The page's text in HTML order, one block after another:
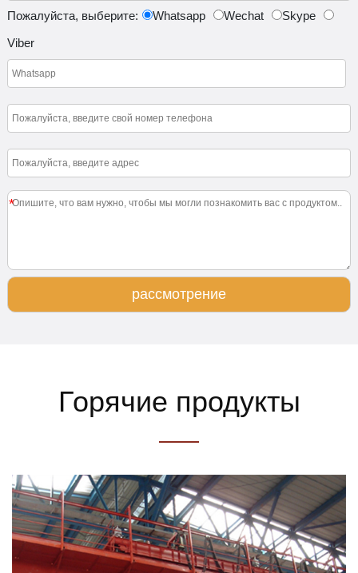
Пожалуйста, выберите: Whatsapp Wechat
Skype
Viber
*
рассмотрение
Горячие продукты